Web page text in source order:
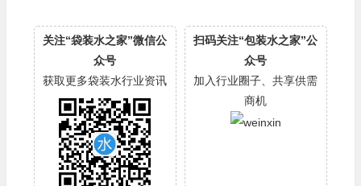
关注“袋装水之家”微信公
众号
获取更多袋装水行业资讯
扫码关注“包装水之家”公
众号
加入行业圈子、共享供需
商机